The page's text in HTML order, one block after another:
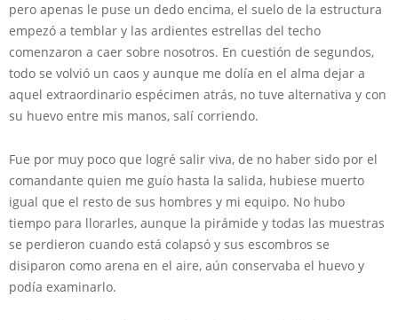
pero apenas le puse un dedo encima, el suelo de la estructura
empezó a temblar y las ardientes estrellas del techo
comenzaron a caer sobre nosotros. En cuestión de segundos,
todo se volvió un caos y aunque me dolía en el alma dejar a
aquel extraordinario espécimen atrás, no tuve alternativa y con
su huevo entre mis manos, salí corriendo.
Fue por muy poco que logré salir viva, de no haber sido por el
comandante quien me guío hasta la salida, hubiese muerto
igual que el resto de sus hombres y mi equipo. No hubo
tiempo para llorarles, aunque la pirámide y todas las muestras
se perdieron cuando está colapsó y sus escombros se
disiparon como arena en el aire, aún conservaba el huevo y
podía examinarlo.